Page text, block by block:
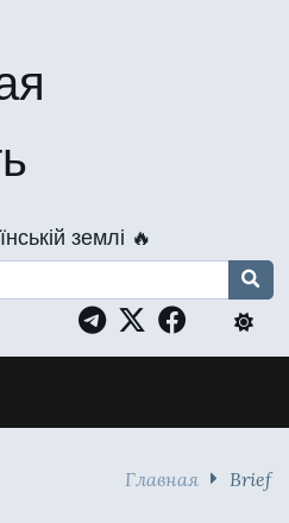
землі 🔥
Главная Brief